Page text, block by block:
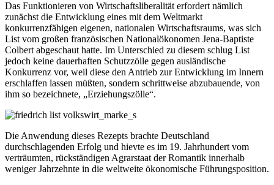
Das Funktionieren von Wirtschaftsliberalität erfordert nämlich
zunächst die Entwicklung eines mit dem Weltmarkt
konkurrenzfähigen eigenen, nationalen Wirtschaftsraums, was sich
List vom großen französischen Nationalökonomen Jena-Baptiste
Colbert abgeschaut hatte. Im Unterschied zu diesem schlug List
jedoch keine dauerhaften Schutzzölle gegen ausländische
Konkurrenz vor, weil diese den Antrieb zur Entwicklung im Innern
erschlaffen lassen müßten, sondern schrittweise abzubauende, von
ihm so bezeichnete, „Erziehungszölle“.
Die Anwendung dieses Rezepts brachte Deutschland
durchschlagenden Erfolg und hievte es im 19. Jahrhundert vom
verträumten, rückständigen Agrarstaat der Romantik innerhalb
weniger Jahrzehnte in die weltweite ökonomische Führungsposition.